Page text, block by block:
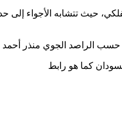
حيث تتشابه الأجواء
حسب الراصد الجوي منذر أحمد
كما هو رابط